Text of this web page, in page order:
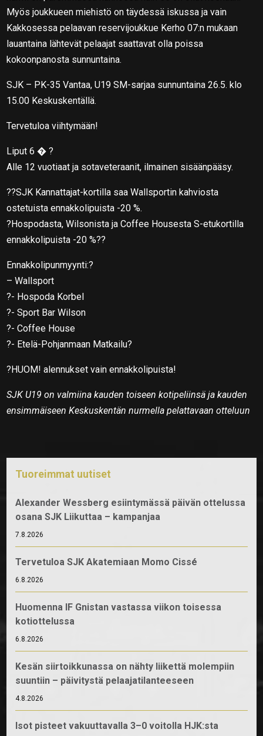
Myös joukkueen miehistö on täydessä iskussa ja vain
Kakkosessa pelaavan reservijoukkue Kerho 07:n mukaan
lauantaina lähtevät pelaajat saattavat olla poissa
kokoonpanosta sunnuntaina.
SJK – PK-35 Vantaa, U19 SM-sarjaa sunnuntaina 26.5. klo
15.00 Keskuskentällä.
Tervetuloa viihtymään!
Liput 6 � ?
Alle 12 vuotiaat ja sotaveteraanit, ilmainen sisäänpääsy.
??SJK Kannattajat-kortilla saa Wallsportin kahviosta
ostetuista ennakkolipuista -20 %.
?Hospodasta, Wilsonista ja Coffee Housesta S-etukortilla
ennakkolipuista -20 %??
Ennakkolipunmyynti:?
– Wallsport
?- Hospoda Korbel
?- Sport Bar Wilson
?- Coffee House
?- Etelä-Pohjanmaan Matkailu?
?HUOM! alennukset vain ennakkolipuista!
SJK U19 on valmiina kauden toiseen kotipeliinsä ja kauden
ensimmäiseen Keskuskentän nurmella pelattavaan otteluun
Tuoreimmat uutiset
Alexander Wessberg esiintymässä päivän ottelussa
osana SJK Liikuttaa – kampanjaa
7.8.2026
Tervetuloa SJK Akatemiaan Momo Cissé
6.8.2026
Huomenna IF Gnistan vastassa viikon toisessa
kotiottelussa
6.8.2026
Kesän siirtoikkunassa on nähty liikettä molempiin
suuntiin – päivitystä pelaajatilanteeseen
4.8.2026
Isot pisteet vakuuttavalla 3–0 voitolla HJK:sta